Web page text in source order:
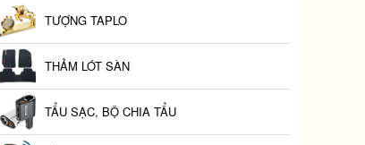
TƯỢNG TAPLO
THẢM LÓT SÀN
TẨU SẠC, BỘ CHIA TẨU